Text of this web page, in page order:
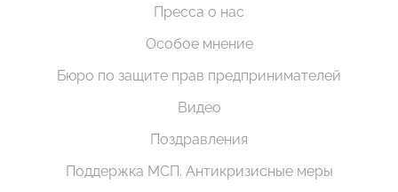
Пресса о нас
Особое мнение
Бюро по защите прав предпринимателей
Видео
Поздравления
Поддержка МСП. Антикризисные меры